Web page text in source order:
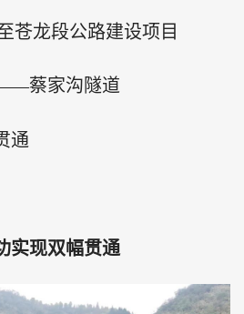
苍龙段公路建设项目
蔡家沟隧道
通
实现双幅贯通